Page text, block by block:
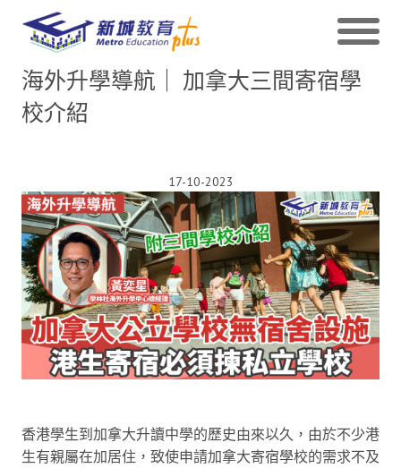
海外升學導航｜ 加拿大三間寄宿學
校介紹
17-10-2023
香港學生到加拿大升讀中學的歷史由來以久，由於不少港
生有親屬在加居住，致使申請加拿大寄宿學校的需求不及